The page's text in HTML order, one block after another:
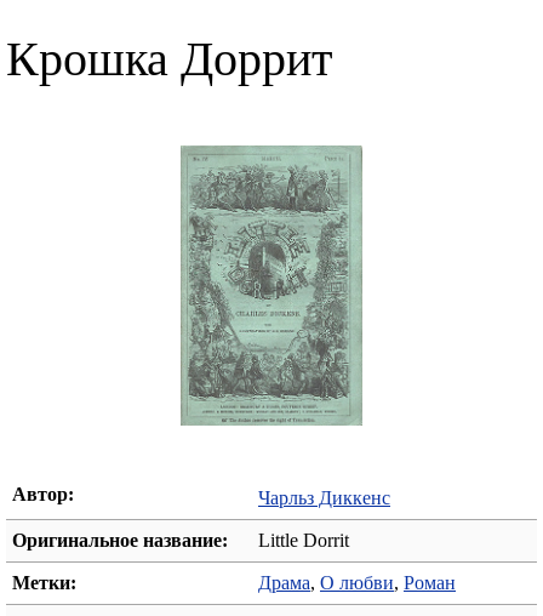
Крошка Доррит
Автор: Чарльз Диккенс
Оригинальное название: Little Dorrit
Метки: Драма, О любви, Роман